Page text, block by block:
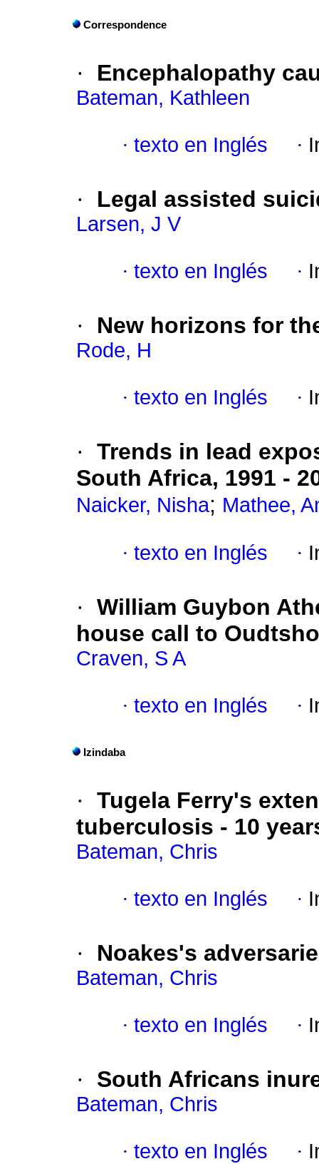
Correspondence
· Encephalopathy
Bateman, Kathleen
· texto en Inglés ·
· Legal assisted
Larsen, J V
· texto en Inglés ·
· New horizons for
Rode, H
· texto en Inglés ·
· Trends in lead
South Africa, 1991 -
Naicker, Nisha; Mathee,
· texto en Inglés ·
· William Guybon
house call to
Craven, S A
· texto en Inglés ·
Izindaba
· Tugela Ferry's
tuberculosis - 10
Bateman, Chris
· texto en Inglés ·
· Noakes's
Bateman, Chris
· texto en Inglés ·
· South Africans
Bateman, Chris
· texto en Inglés ·